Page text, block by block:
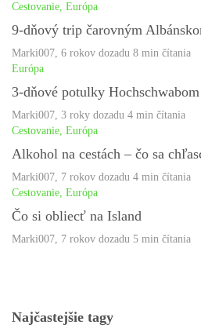
Cestovanie, Európa
9-dňový trip čarovným
Marki007, 6 rokov dozadu 8 min čítania
Európa
3-dňové potulky Hochschwabom
Marki007, 3 roky dozadu 4 min čítania
Cestovanie, Európa
Alkohol na cestách – čo sa
Marki007, 7 rokov dozadu 4 min čítania
Cestovanie, Európa
Čo si obliecť na Island
Marki007, 7 rokov dozadu 5 min čítania
Najčastejšie tagy